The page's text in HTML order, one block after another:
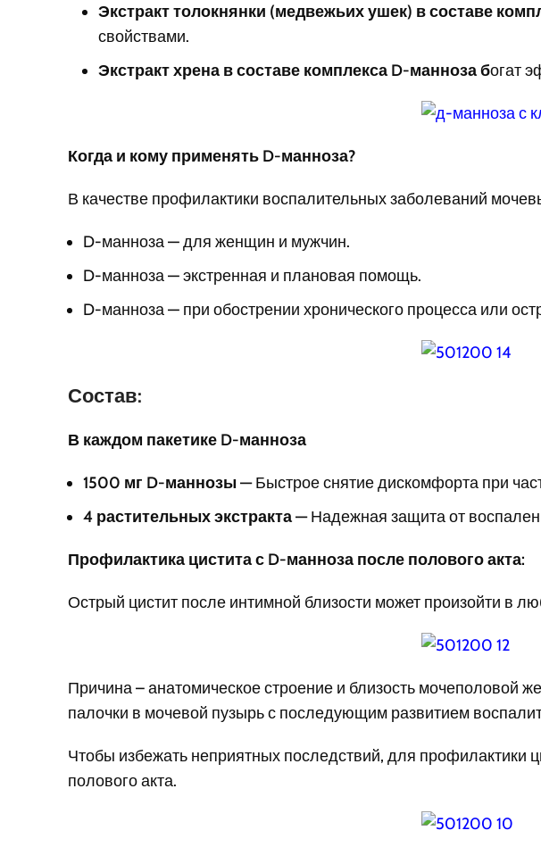
Экстракт толокнянки (медвежьих ушек) в составе
свойствами.
Экстракт хрена в составе комплекса D-манноза богат
Когда и кому применять D-манноза?
В качестве профилактики воспалительных заболеваний
D-манноза — для женщин и мужчин.
D-манноза — экстренная и плановая помощь.
D-манноза — при обострении хронического процесса или
Состав:
В каждом пакетике D-манноза
1500 мг D-маннозы —Быстрое снятие дискомфорта при
4 растительных экстракта —Надежная защита от
Профилактика цистита с D-манноза после полового акта:
Острый цистит после интимной близости может произойти в
Причина – анатомическое строение и близость мочеполовой
палочки в мочевой пузырь с последующим развитием
Чтобы избежать неприятных последствий, для
полового акта.